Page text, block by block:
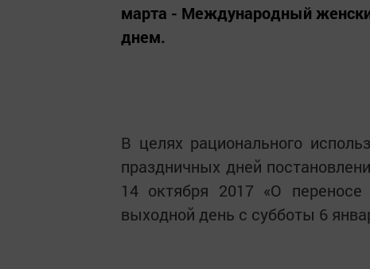
марта - Международный
днем.
В целях рационального
праздничных дней
14 октября 2017 «О
выходной день с субботы 6